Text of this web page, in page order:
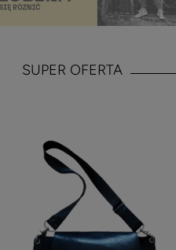
SUPER OFERTA